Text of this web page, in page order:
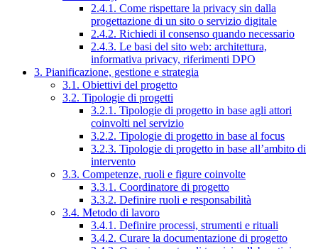
2.4.1. Come rispettare la privacy sin dalla
progettazione di un sito o servizio digitale
2.4.2. Richiedi il consenso quando necessario
2.4.3. Le basi del sito web: architettura,
informativa privacy, riferimenti DPO
3. Pianificazione, gestione e strategia
3.1. Obiettivi del progetto
3.2. Tipologie di progetti
3.2.1. Tipologie di progetto in base agli attori
coinvolti nel servizio
3.2.2. Tipologie di progetto in base al focus
3.2.3. Tipologie di progetto in base all’ambito di
intervento
3.3. Competenze, ruoli e figure coinvolte
3.3.1. Coordinatore di progetto
3.3.2. Definire ruoli e responsabilità
3.4. Metodo di lavoro
3.4.1. Definire processi, strumenti e rituali
3.4.2. Curare la documentazione di progetto